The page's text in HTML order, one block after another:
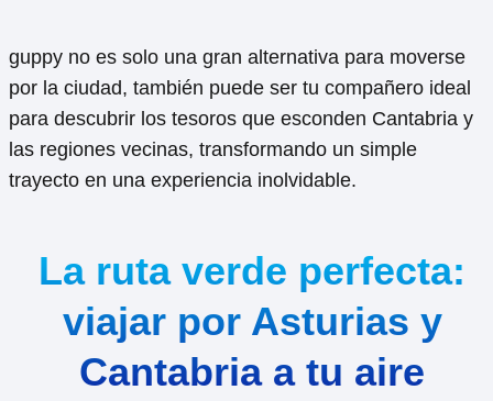
guppy no es solo una gran alternativa para moverse
por la ciudad, también puede ser tu compañero ideal
para descubrir los tesoros que esconden Cantabria y
las regiones vecinas, transformando un simple
trayecto en una experiencia inolvidable.
La ruta verde perfecta:
viajar por Asturias y
Cantabria a tu aire